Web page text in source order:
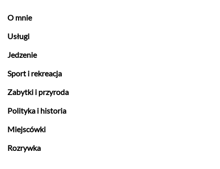
O mnie
Usługi
Jedzenie
Sport i rekreacja
Zabytki i przyroda
Polityka i historia
Miejscówki
Rozrywka